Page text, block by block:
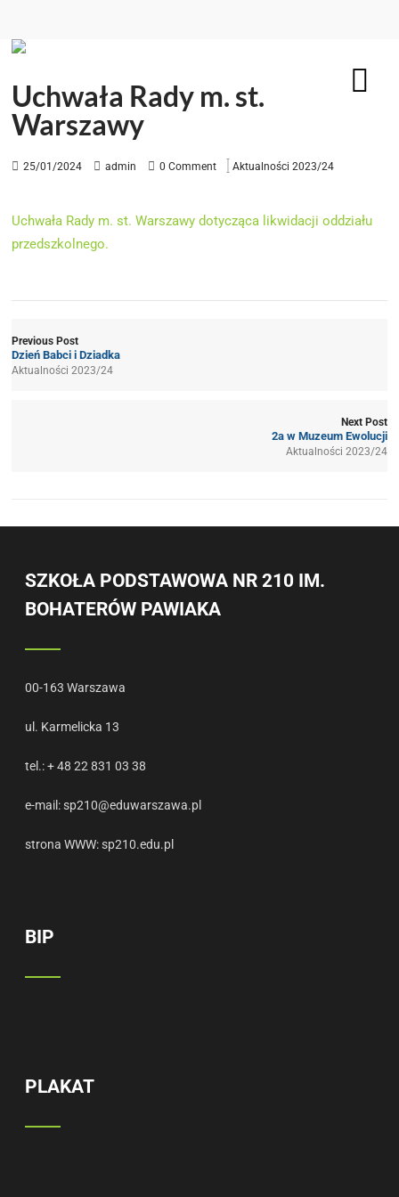
Uchwała Rady m. st.
Warszawy
25/01/2024 admin 0 Comment Aktualności 2023/24
Uchwała Rady m. st. Warszawy dotycząca likwidacji oddziału
przedszkolnego.
Previous Post
Dzień Babci i Dziadka
Aktualności 2023/24
Next Post
2a w Muzeum Ewolucji
Aktualności 2023/24
SZKOŁA PODSTAWOWA NR 210 IM.
BOHATERÓW PAWIAKA
00-163 Warszawa
ul. Karmelicka 13
tel.: + 48 22 831 03 38
e-mail:sp210@eduwarszawa.pl
strona WWW:sp210.edu.pl
BIP
PLAKAT